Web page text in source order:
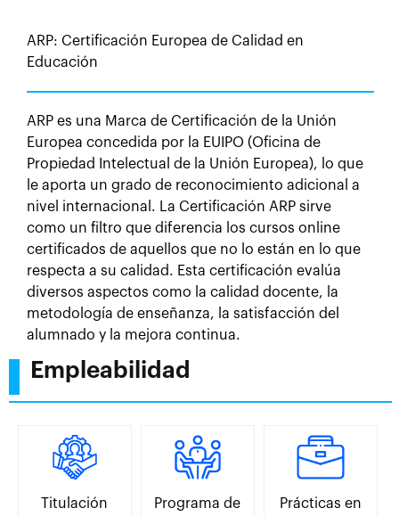
ARP: Certificación Europea de Calidad en
Educación
ARP es una Marca de Certificación de la Unión
Europea concedida por la EUIPO (Oficina de
Propiedad Intelectual de la Unión Europea), lo que
le aporta un grado de reconocimiento adicional a
nivel internacional. La Certificación ARP sirve
como un filtro que diferencia los cursos online
certificados de aquellos que no lo están en lo que
respecta a su calidad. Esta certificación evalúa
diversos aspectos como la calidad docente, la
metodología de enseñanza, la satisfacción del
alumnado y la mejora continua.
Empleabilidad
Titulación
Programa de
Prácticas en